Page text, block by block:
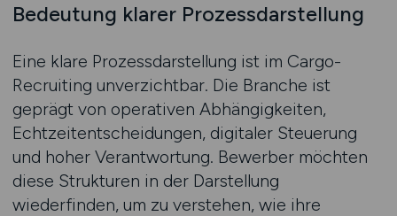
Bedeutung klarer Prozessdarstellung
Eine klare Prozessdarstellung ist im Cargo-
Recruiting unverzichtbar. Die Branche ist
geprägt von operativen Abhängigkeiten,
Echtzeitentscheidungen, digitaler Steuerung
und hoher Verantwortung. Bewerber möchten
diese Strukturen in der Darstellung
wiederfinden, um zu verstehen, wie ihre